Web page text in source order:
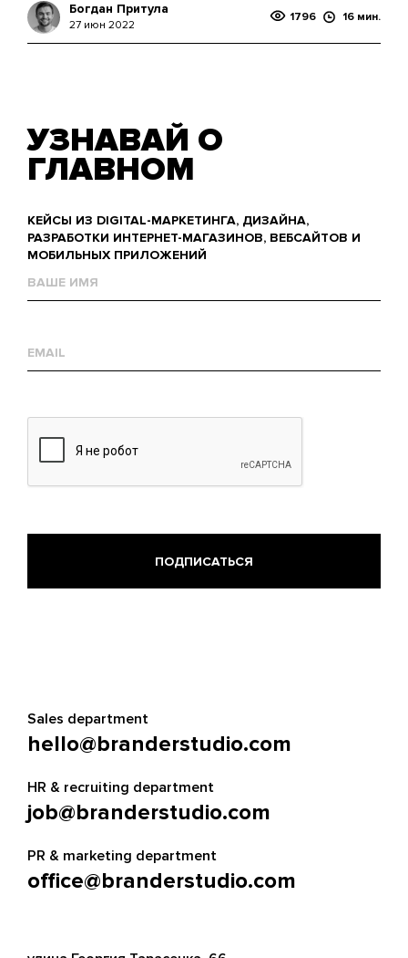
Богдан Притула
27 июн 2022
1796 16 мин.
УЗНАВАЙ О
ГЛАВНОМ
КЕЙСЫ ИЗ DIGITAL-МАРКЕТИНГА, ДИЗАЙНА,
РАЗРАБОТКИ ИНТЕРНЕТ-МАГАЗИНОВ, ВЕБСАЙТОВ И
МОБИЛЬНЫХ ПРИЛОЖЕНИЙ
mail
Sales department
hello@branderstudio.com
HR & recruiting department
job@branderstudio.com
PR & marketing department
office@branderstudio.com